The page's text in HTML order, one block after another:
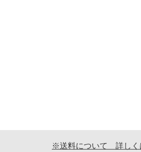
※送料について 詳しく